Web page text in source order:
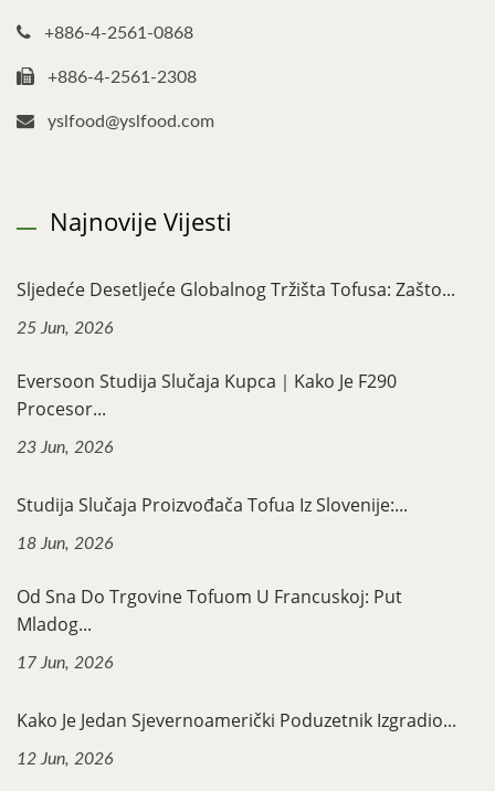
+886-4-2561-0868
+886-4-2561-2308
yslfood@yslfood.com
Najnovije Vijesti
Sljedeće Desetljeće Globalnog Tržišta Tofusa: Zašto...
25 Jun, 2026
Eversoon Studija Slučaja Kupca｜Kako Je F290
Procesor...
23 Jun, 2026
Studija Slučaja Proizvođača Tofua Iz Slovenije:...
18 Jun, 2026
Od Sna Do Trgovine Tofuom U Francuskoj: Put
Mladog...
17 Jun, 2026
Kako Je Jedan Sjevernoamerički Poduzetnik Izgradio...
12 Jun, 2026